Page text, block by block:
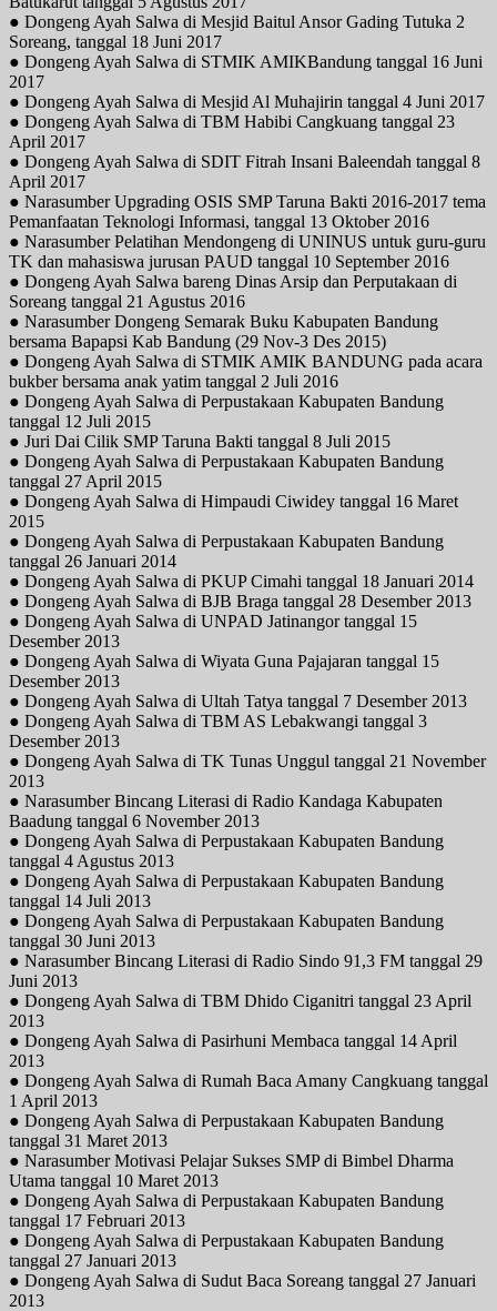
● Dongeng Ayah Salwa di Mesjid Baitul Ansor Gading Tutuka 2
Soreang, tanggal 18 Juni 2017
● Dongeng Ayah Salwa di STMIK AMIKBandung tanggal 16 Juni
2017
● Dongeng Ayah Salwa di Mesjid Al Muhajirin tanggal 4 Juni 2017
● Dongeng Ayah Salwa di TBM Habibi Cangkuang tanggal 23
April 2017
● Dongeng Ayah Salwa di SDIT Fitrah Insani Baleendah tanggal 8
April 2017
● Narasumber Upgrading OSIS SMP Taruna Bakti 2016-2017 tema
Pemanfaatan Teknologi Informasi, tanggal 13 Oktober 2016
● Narasumber Pelatihan Mendongeng di UNINUS untuk guru-guru
TK dan mahasiswa jurusan PAUD tanggal 10 September 2016
● Dongeng Ayah Salwa bareng Dinas Arsip dan Perputakaan di
Soreang tanggal 21 Agustus 2016
● Narasumber Dongeng Semarak Buku Kabupaten Bandung
bersama Bapapsi Kab Bandung (29 Nov-3 Des 2015)
● Dongeng Ayah Salwa di STMIK AMIK BANDUNG pada acara
bukber bersama anak yatim tanggal 2 Juli 2016
● Dongeng Ayah Salwa di Perpustakaan Kabupaten Bandung
tanggal 12 Juli 2015
● Juri Dai Cilik SMP Taruna Bakti tanggal 8 Juli 2015
● Dongeng Ayah Salwa di Perpustakaan Kabupaten Bandung
tanggal 27 April 2015
● Dongeng Ayah Salwa di Himpaudi Ciwidey tanggal 16 Maret
2015
● Dongeng Ayah Salwa di Perpustakaan Kabupaten Bandung
tanggal 26 Januari 2014
● Dongeng Ayah Salwa di PKUP Cimahi tanggal 18 Januari 2014
● Dongeng Ayah Salwa di BJB Braga tanggal 28 Desember 2013
● Dongeng Ayah Salwa di UNPAD Jatinangor tanggal 15
Desember 2013
● Dongeng Ayah Salwa di Wiyata Guna Pajajaran tanggal 15
Desember 2013
● Dongeng Ayah Salwa di Ultah Tatya tanggal 7 Desember 2013
● Dongeng Ayah Salwa di TBM AS Lebakwangi tanggal 3
Desember 2013
● Dongeng Ayah Salwa di TK Tunas Unggul tanggal 21 November
2013
● Narasumber Bincang Literasi di Radio Kandaga Kabupaten
Baadung tanggal 6 November 2013
● Dongeng Ayah Salwa di Perpustakaan Kabupaten Bandung
tanggal 4 Agustus 2013
● Dongeng Ayah Salwa di Perpustakaan Kabupaten Bandung
tanggal 14 Juli 2013
● Dongeng Ayah Salwa di Perpustakaan Kabupaten Bandung
tanggal 30 Juni 2013
● Narasumber Bincang Literasi di Radio Sindo 91,3 FM tanggal 29
Juni 2013
● Dongeng Ayah Salwa di TBM Dhido Ciganitri tanggal 23 April
2013
● Dongeng Ayah Salwa di Pasirhuni Membaca tanggal 14 April
2013
● Dongeng Ayah Salwa di Rumah Baca Amany Cangkuang tanggal
1 April 2013
● Dongeng Ayah Salwa di Perpustakaan Kabupaten Bandung
tanggal 31 Maret 2013
● Narasumber Motivasi Pelajar Sukses SMP di Bimbel Dharma
Utama tanggal 10 Maret 2013
● Dongeng Ayah Salwa di Perpustakaan Kabupaten Bandung
tanggal 17 Februari 2013
● Dongeng Ayah Salwa di Perpustakaan Kabupaten Bandung
tanggal 27 Januari 2013
● Dongeng Ayah Salwa di Sudut Baca Soreang tanggal 27 Januari
2013